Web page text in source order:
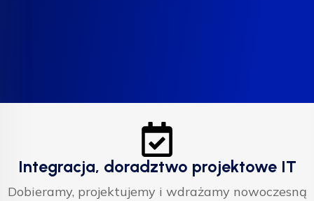
Integracja, doradztwo projektowe IT
Dobieramy, projektujemy i wdrażamy nowoczesną